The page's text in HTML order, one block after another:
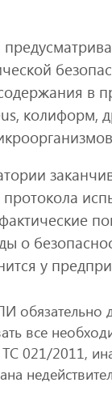
в
колиформ,
о
у
обязательно
все
ТС 021/2011,